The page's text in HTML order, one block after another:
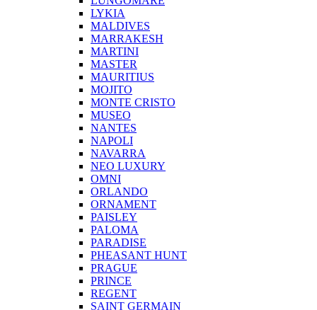
LYKIA
MALDIVES
MARRAKESH
MARTINI
MASTER
MAURITIUS
MOJITO
MONTE CRISTO
MUSEO
NANTES
NAPOLI
NAVARRA
NEO LUXURY
OMNI
ORLANDO
ORNAMENT
PAISLEY
PALOMA
PARADISE
PHEASANT HUNT
PRAGUE
PRINCE
REGENT
SAINT GERMAIN